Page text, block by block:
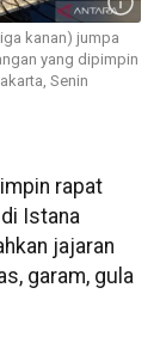
kanan) jumpa
yang dipimpin
Senin
rapat
Istana
jajaran
garam, gula